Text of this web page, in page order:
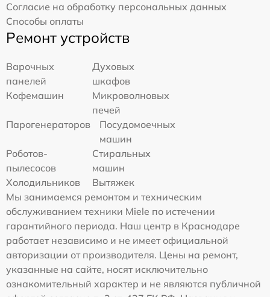
Согласие на обработку персональных данных
Способы оплаты
Ремонт устройств
Варочных
панелей
Духовых
шкафов
Кофемашин
Микроволновых
печей
Парогенераторов
Посудомоечных
машин
Роботов-
пылесосов
Стиральных
машин
Холодильников
Вытяжек
Мы занимаемся ремонтом и техническим
обслуживанием техники Miele по истечении
гарантийного периода. Наш центр в Краснодаре
работает независимо и не имеет официальной
авторизации от производителя. Цены на ремонт,
указанные на сайте, носят исключительно
ознакомительный характер и не являются публичной